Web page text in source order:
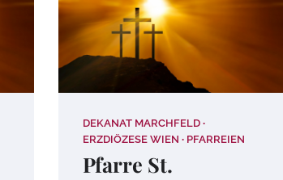
DEKANAT MARCHFELD
ERZDIÖZESE WIEN
PFARREIEN
Pfarre St.